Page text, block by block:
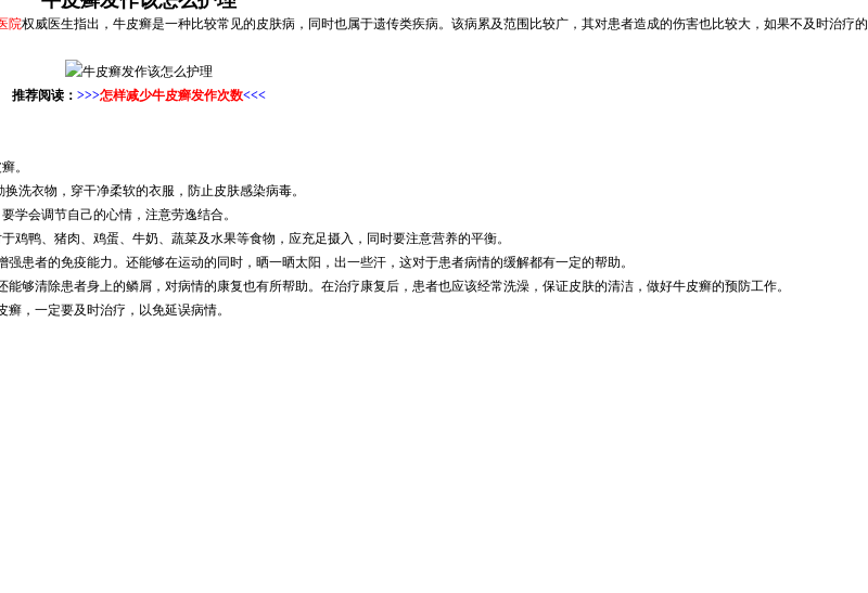
院权威医生指出，牛皮癣是一种比较常见的皮肤病，同时也属于遗传类疾病。该病累及范围比较广，其对患者造成的伤害也比较大，如果不及时治疗的
推荐阅读： >>>怎样减少牛皮癣发作次数<<<
。
洗衣物，穿干净柔软的衣服，防止皮肤感染病毒。
学会调节自己的心情，注意劳逸结合。
鸭、猪肉、鸡蛋、牛奶、蔬菜及水果等食物，应充足摄入，同时要注意营养的平衡。
患者的免疫能力。还能够在运动的同时，晒一晒太阳，出一些汗，这对于患者病情的缓解都有一定的帮助。
够清除患者身上的鳞屑，对病情的康复也有所帮助。在治疗康复后，患者也应该经常洗澡，保证皮肤的清洁，做好牛皮癣的预防工作。
，一定要及时治疗，以免延误病情。